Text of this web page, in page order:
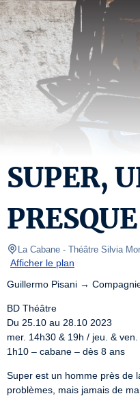
SUPER,
La Cabane - Théâtre Silvia
Afficher le plan
Guillermo Pisani →
BD Théâtre
Du 25.10 au 28.10 2023
mer. 14h30 & 19h / jeu. &
1h10 – cabane – dès 8 ans
Super est un homme près de
problèmes, mais jamais de